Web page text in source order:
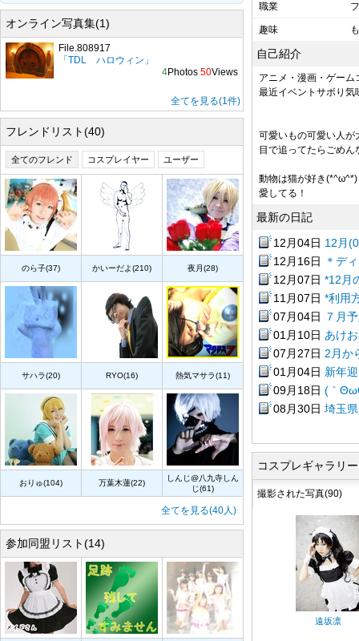
オンライン写真集(1)
File.808917
「TDL ハロウィン」
4Photos 50Views
全てを見る(1件)
フレンドリスト(40)
全てのフレンド コスプレイヤー ユーザー
のら子(37) かいーだよ(210) 夜月(28)
サハラ(20) RYO(16) 熱気マサラ(11)
おりゅ(104) 万葉木蓮(22)
しんじ@八九寺しん
じ(61)
全てを見る(40人)
参加同盟リスト(14)
職業
趣味
自己紹介
アニメ・漫画・ゲー
最近イベントサボり気
可愛いもの可愛い人
目で追ってたらごめん
動物は猫が好き(*^ω^*)
愛してる！
最新の日記
12月04日 12月
12月16日
＊デ
12月07日 *12月
11月07日 *利用
07月04日
７月
01月10日 あけ
07月27日 2月か
01月04日 新年
09月18日 (｀
08月30日 埼玉
コスプレギャラリー
撮影された写真(90)
遠坂凛